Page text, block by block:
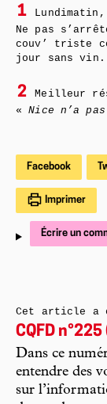
1
Lundimatin,
Ne pas
couv’ triste
jour sans vin.
2
Meilleur
«Nice n’a pas
Facebook
Imprimer
Écrire un
Cet article a
CQFD
Dans ce
entendre des
sur